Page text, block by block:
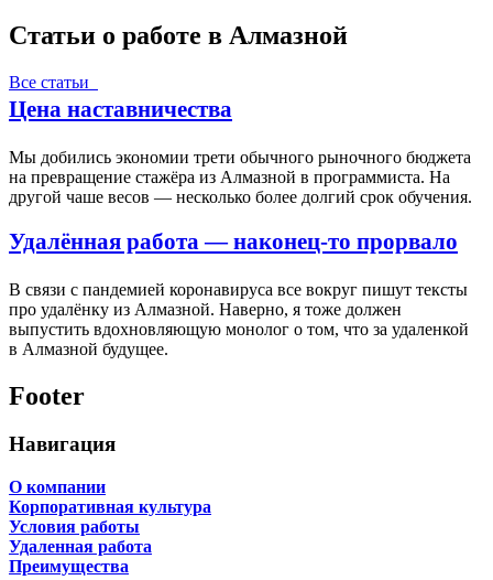
Статьи о работе в Алмазной
Все статьи
Цена наставничества
Мы добились экономии трети обычного рыночного бюджета
на превращение стажёра из Алмазной в программиста. На
другой чаше весов — несколько более долгий срок обучения.
Удалённая работа — наконец-то прорвало
В связи с пандемией коронавируса все вокруг пишут тексты
про удалёнку из Алмазной. Наверно, я тоже должен
выпустить вдохновляющую монолог о том, что за удаленкой
в Алмазной будущее.
Footer
Навигация
О компании
Корпоративная культура
Условия работы
Удаленная работа
Преимущества